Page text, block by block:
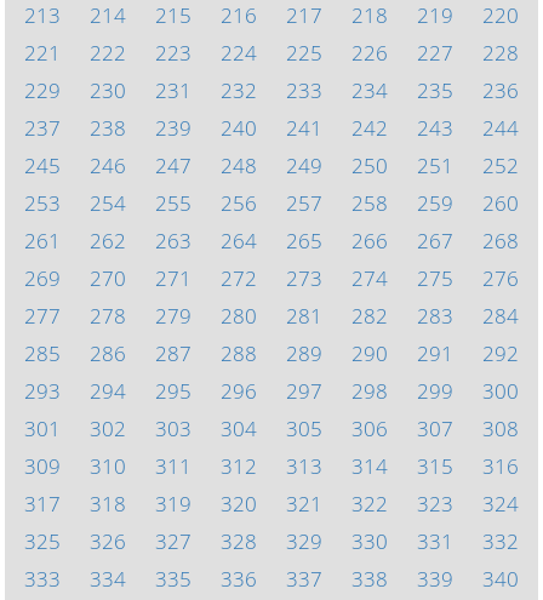
213
214 215 216 217 218 219
220
221
222 223 224 225 226 227
228
229
230 231 232 233 234 235
236
237
238 239 240 241 242 243
244
245
246 247 248 249 250 251
252
253
254 255 256 257 258 259
260
261
262 263 264 265 266 267
268
269
270 271 272 273 274 275
276
277
278 279 280 281 282 283
284
285
286 287 288 289 290 291
292
293
294 295 296 297 298 299
300
301
302 303 304 305 306 307
308
309
310 311 312 313 314 315
316
317
318 319 320 321 322 323
324
325
326 327 328 329 330 331
332
333
334 335 336 337 338 339 340